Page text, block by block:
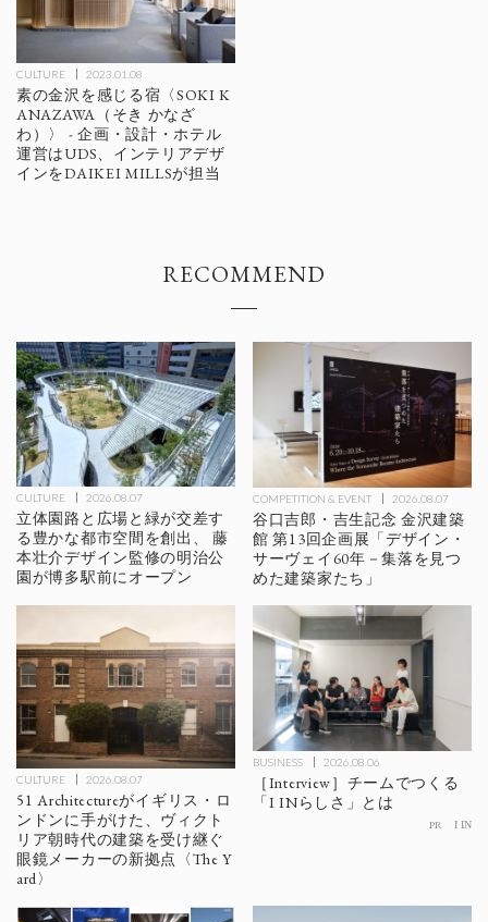
CULTURE 2023.01.08
素の金沢を感じる宿〈SOKI K
ANAZAWA（そき かなざ
わ）〉 - 企画・設計・ホテル
運営はUDS、インテリアデザ
インをDAIKEI MILLSが担当
RECOMMEND
CULTURE 2026.08.07
立体園路と広場と緑が交差す
る豊かな都市空間を創出、 藤
本壮介デザイン監修の明治公
園が博多駅前にオープン
COMPETITION & EVENT 2026.08.07
谷口吉郎・吉生記念 金沢建築
館 第13回企画展「デザイン・
サーヴェイ60年－集落を見つ
めた建築家たち」
CULTURE 2026.08.07
51 Architectureがイギリス・ロ
ンドンに手がけた、ヴィクト
リア朝時代の建築を受け継ぐ
眼鏡メーカーの新拠点〈The Y
ard〉
BUSINESS 2026.08.06
［Interview］チームでつくる
「I INらしさ」とは
PR I IN